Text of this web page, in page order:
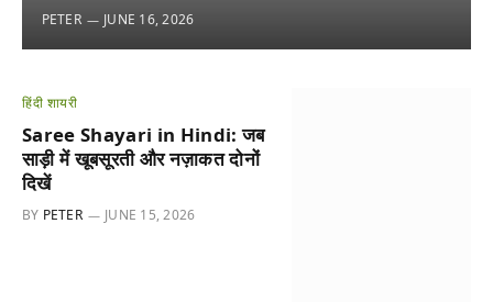
PETER JUNE 16, 2026
हिंदी शायरी
Saree Shayari in Hindi: जब
साड़ी में खूबसूरती और नज़ाकत दोनों
दिखें
BY PETER JUNE 15, 2026